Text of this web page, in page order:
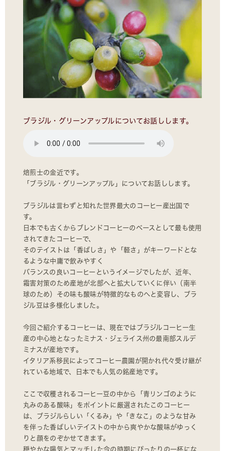
ブラジル・グリーンアップルについてお話しします。
焙煎士の金近です。
「ブラジル・グリーンアップル」についてお話しします。
ブラジルは言わずと知れた世界最大のコーヒー産出国で
す。
日本でも古くからブレンドコーヒーのベースとして最も使用
されてきたコーヒーで、
そのテイストは「香ばしさ」や「軽さ」がキーワードとな
るような中庸で飲みやすく
バランスの良いコーヒーというイメージでしたが、近年、
霜害対策のため産地が北部へと拡大していくに伴い（南半
球のため）その味も酸味が特徴的なものへと変容し、ブラ
ジル豆は多様化しました。
今回ご紹介するコーヒーは、現在ではブラジルコーヒー生
産の中心地となったミナス・ジェライス州の最南部スルデ
ミナスが産地です。
イタリア系移民によってコーヒー農園が開かれ代々受け継が
れている地域で、日本でも人気の銘産地です。
ここで収穫されるコーヒー豆の中から「青リンゴのように
丸みのある酸味」をポイントに厳選されたこのコーヒー
は、ブラジルらしい「くるみ」や「きなこ」のような甘み
を伴った香ばしいテイストの中から爽やかな酸味がゆっく
りと顔をのぞかせてきます。
穏やかな陽気とマッチした今の時期にぴったりの一杯にな